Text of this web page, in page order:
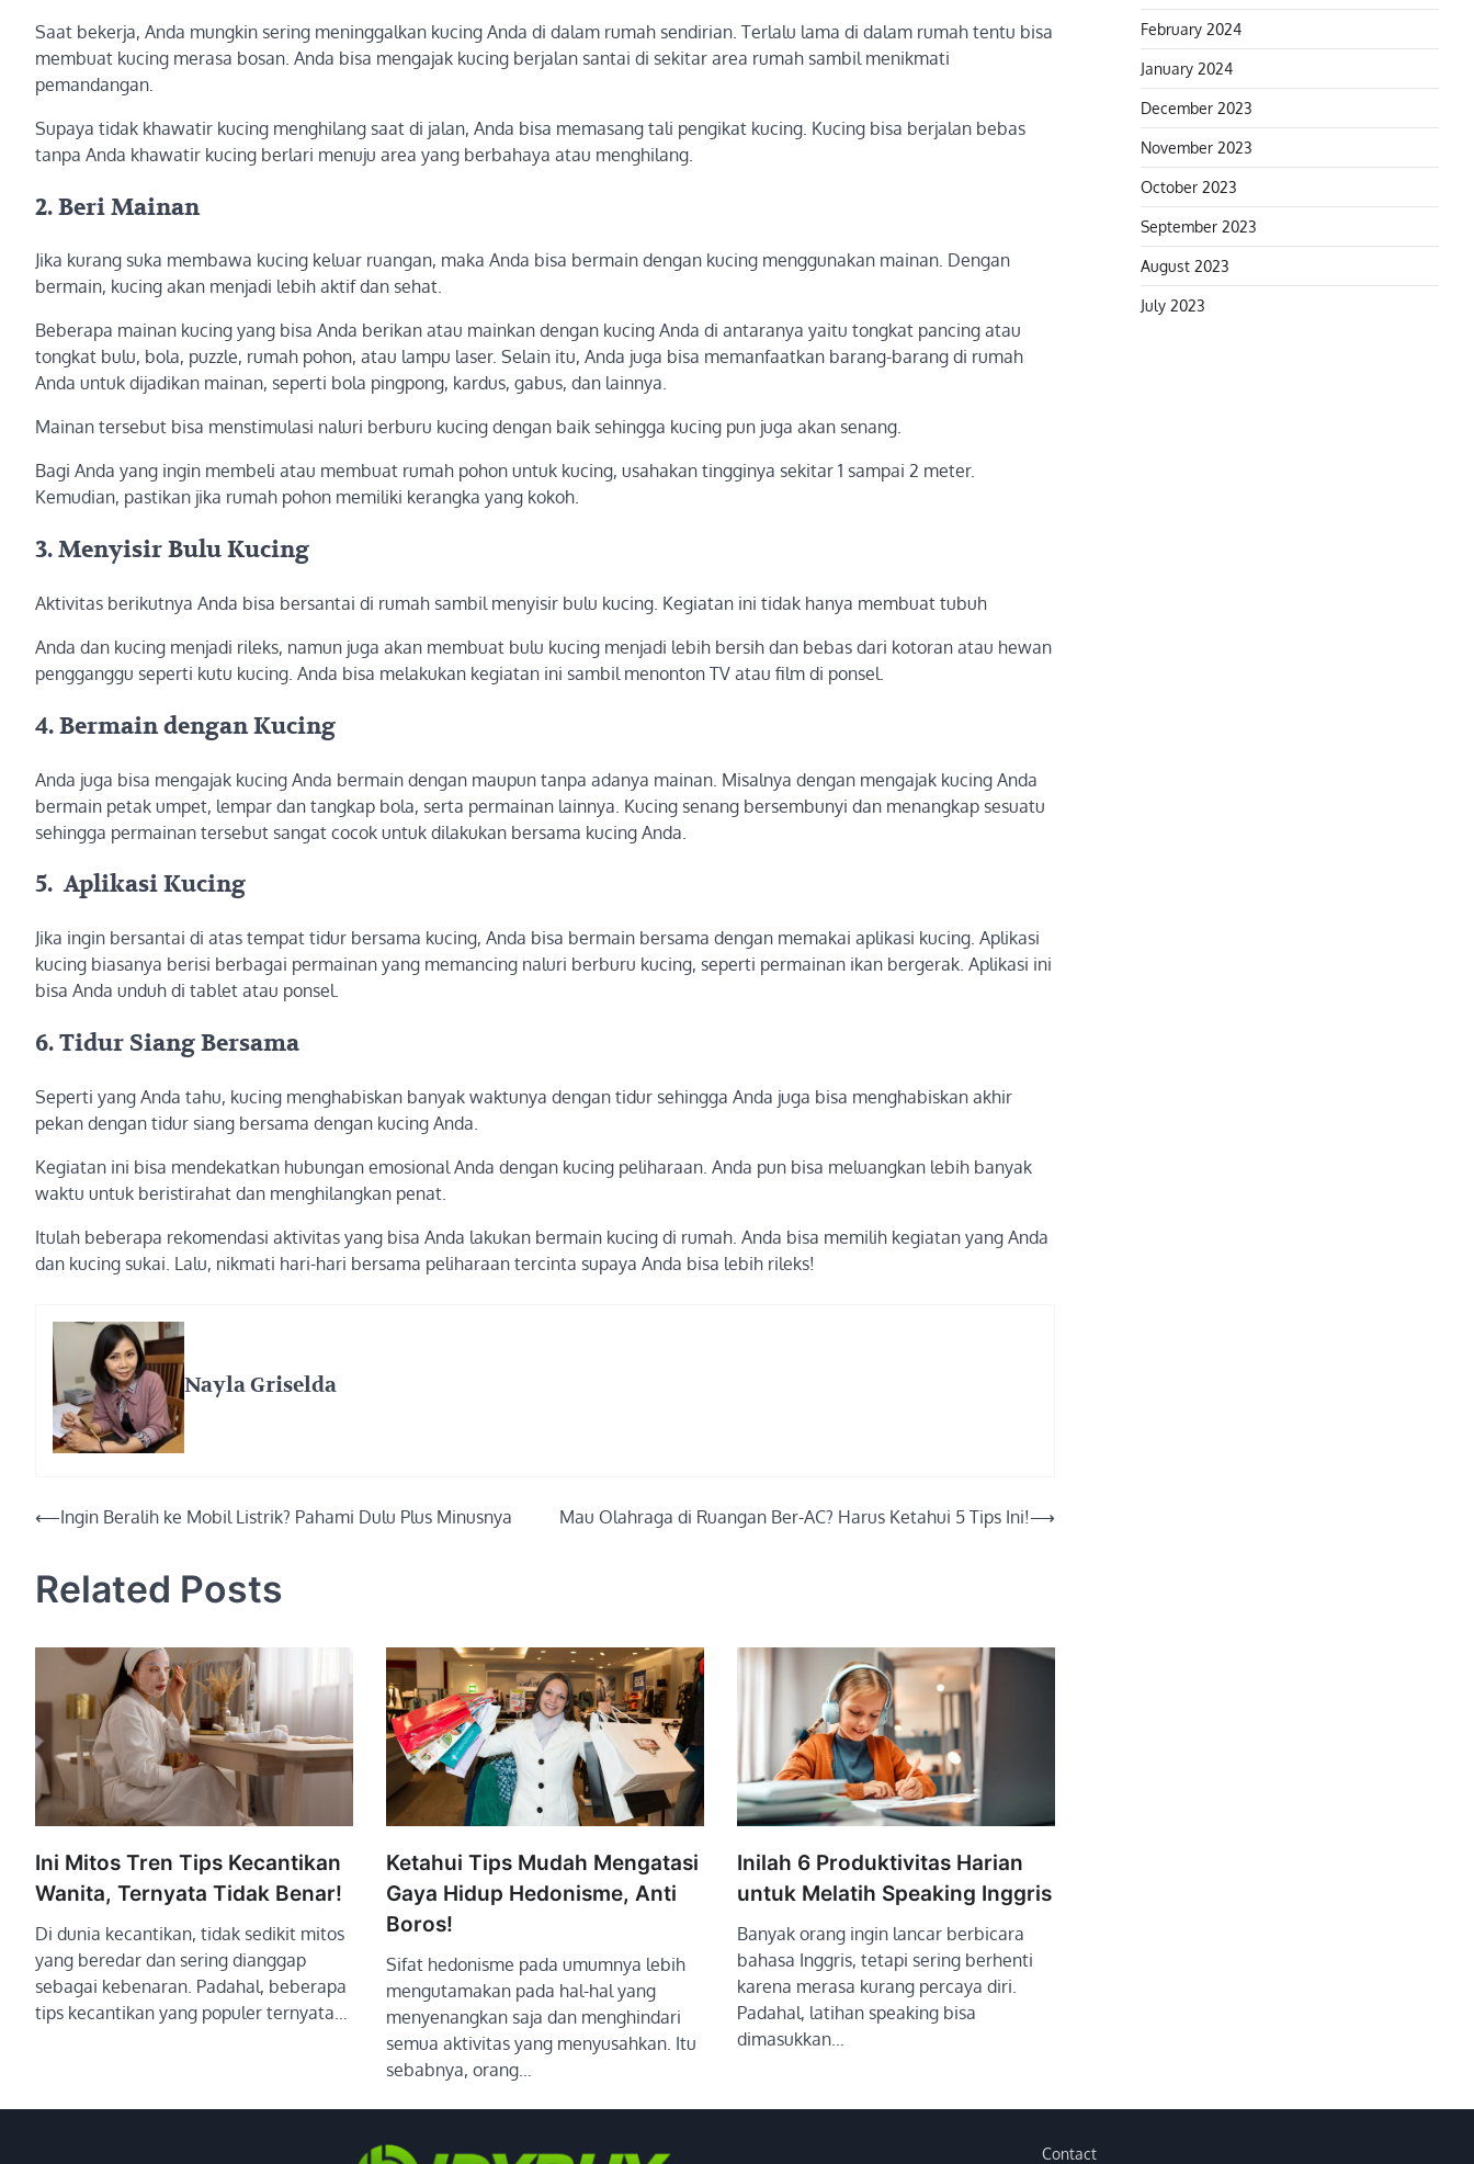
Saat bekerja, Anda mungkin sering meninggalkan kucing Anda di dalam rumah sendirian. Terlalu lama di dalam rumah tentu bisa
membuat kucing merasa bosan. Anda bisa mengajak kucing berjalan santai di sekitar area rumah sambil menikmati
pemandangan.
Supaya tidak khawatir kucing menghilang saat di jalan, Anda bisa memasang tali pengikat kucing. Kucing bisa berjalan bebas
tanpa Anda khawatir kucing berlari menuju area yang berbahaya atau menghilang.
2. Beri Mainan
Jika kurang suka membawa kucing keluar ruangan, maka Anda bisa bermain dengan kucing menggunakan mainan. Dengan
bermain, kucing akan menjadi lebih aktif dan sehat.
Beberapa mainan kucing yang bisa Anda berikan atau mainkan dengan kucing Anda di antaranya yaitu tongkat pancing atau
tongkat bulu, bola, puzzle, rumah pohon, atau lampu laser. Selain itu, Anda juga bisa memanfaatkan barang-barang di rumah
Anda untuk dijadikan mainan, seperti bola pingpong, kardus, gabus, dan lainnya.
Mainan tersebut bisa menstimulasi naluri berburu kucing dengan baik sehingga kucing pun juga akan senang.
Bagi Anda yang ingin membeli atau membuat rumah pohon untuk kucing, usahakan tingginya sekitar 1 sampai 2 meter.
Kemudian, pastikan jika rumah pohon memiliki kerangka yang kokoh.
3. Menyisir Bulu Kucing
Aktivitas berikutnya Anda bisa bersantai di rumah sambil menyisir bulu kucing. Kegiatan ini tidak hanya membuat tubuh
Anda dan kucing menjadi rileks, namun juga akan membuat bulu kucing menjadi lebih bersih dan bebas dari kotoran atau hewan
pengganggu seperti kutu kucing. Anda bisa melakukan kegiatan ini sambil menonton TV atau film di ponsel.
4. Bermain dengan Kucing
Anda juga bisa mengajak kucing Anda bermain dengan maupun tanpa adanya mainan. Misalnya dengan mengajak kucing Anda
bermain petak umpet, lempar dan tangkap bola, serta permainan lainnya. Kucing senang bersembunyi dan menangkap sesuatu
sehingga permainan tersebut sangat cocok untuk dilakukan bersama kucing Anda.
5. Aplikasi Kucing
Jika ingin bersantai di atas tempat tidur bersama kucing, Anda bisa bermain bersama dengan memakai aplikasi kucing. Aplikasi
kucing biasanya berisi berbagai permainan yang memancing naluri berburu kucing, seperti permainan ikan bergerak. Aplikasi ini
bisa Anda unduh di tablet atau ponsel.
6. Tidur Siang Bersama
Seperti yang Anda tahu, kucing menghabiskan banyak waktunya dengan tidur sehingga Anda juga bisa menghabiskan akhir
pekan dengan tidur siang bersama dengan kucing Anda.
Kegiatan ini bisa mendekatkan hubungan emosional Anda dengan kucing peliharaan. Anda pun bisa meluangkan lebih banyak
waktu untuk beristirahat dan menghilangkan penat.
Itulah beberapa rekomendasi aktivitas yang bisa Anda lakukan bermain kucing di rumah. Anda bisa memilih kegiatan yang Anda
dan kucing sukai. Lalu, nikmati hari-hari bersama peliharaan tercinta supaya Anda bisa lebih rileks!
Nayla Griselda
Post
⟵Ingin Beralih ke Mobil Listrik? Pahami Dulu Plus Minusnya Mau Olahraga di Ruangan Ber-AC? Harus Ketahui 5 Tips Ini!⟶
Related Posts
Ini Mitos Tren Tips Kecantikan
Wanita, Ternyata Tidak Benar!
Di dunia kecantikan, tidak sedikit mitos
yang beredar dan sering dianggap
sebagai kebenaran. Padahal, beberapa
tips kecantikan yang populer ternyata…
Ketahui Tips Mudah Mengatasi
Gaya Hidup Hedonisme, Anti
Boros!
Sifat hedonisme pada umumnya lebih
mengutamakan pada hal-hal yang
menyenangkan saja dan menghindari
semua aktivitas yang menyusahkan. Itu
sebabnya, orang…
Inilah 6 Produktivitas Harian
untuk Melatih Speaking Inggris
Banyak orang ingin lancar berbicara
bahasa Inggris, tetapi sering berhenti
karena merasa kurang percaya diri.
Padahal, latihan speaking bisa
dimasukkan…
February 2024
January 2024
December 2023
November 2023
October 2023
September 2023
August 2023
July 2023
Contact